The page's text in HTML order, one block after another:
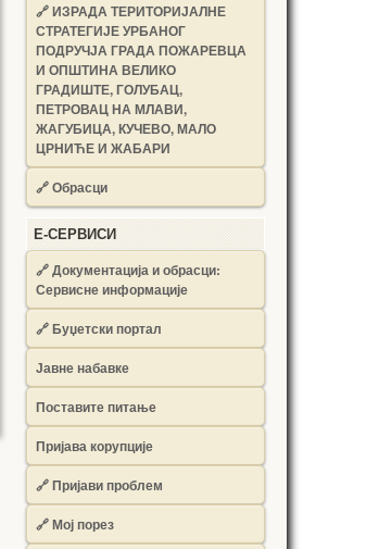
🔗ИЗРАДА ТЕРИТОРИЈАЛНЕ
СТРАТЕГИЈЕ УРБАНОГ
ПОДРУЧЈА ГРАДА ПОЖАРЕВЦА
И ОПШТИНА ВЕЛИКО
ГРАДИШТЕ, ГОЛУБАЦ,
ПЕТРОВАЦ НА МЛАВИ,
ЖАГУБИЦА, КУЧЕВО, МАЛО
ЦРНИЋЕ И ЖАБАРИ
🔗Обрасци
Е-СЕРВИСИ
🔗 Документација и обрасци:
Сервисне информације
🔗 Буџетски портал
Јавне набавке
Поставите питање
Пријава корупције
🔗 Пријави проблем
🔗 Мој порез